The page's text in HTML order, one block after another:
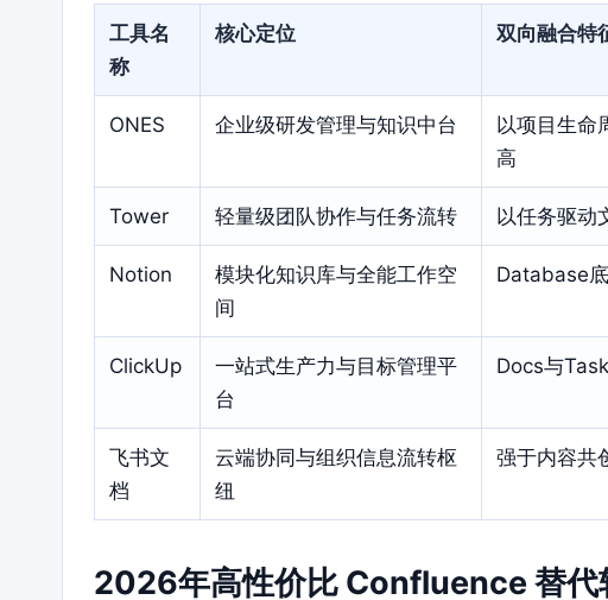
工具名
称
核心定位 双向融合特
ONES 企业级研发管理与知识中台
以项目生命
高
Tower 轻量级团队协作与任务流转 以任务驱动
Notion
模块化知识库与全能工作空
间
Database
ClickUp
一站式生产力与目标管理平
台
Docs与
飞书文
档
云端协同与组织信息流转枢
纽
强于内容共
2026年高性价比 Confluence 替代